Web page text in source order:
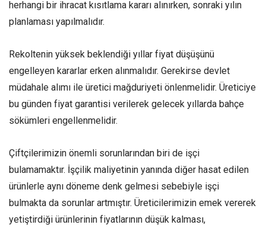
herhangi bir ihracat kısıtlama kararı alınırken, sonraki yılın
planlaması yapılmalıdır.
Rekoltenin yüksek beklendiği yıllar fiyat düşüşünü
engelleyen kararlar erken alınmalıdır. Gerekirse devlet
müdahale alımı ile üretici mağduriyeti önlenmelidir. Üreticiye
bu günden fiyat garantisi verilerek gelecek yıllarda bahçe
sökümleri engellenmelidir.
Çiftçilerimizin önemli sorunlarından biri de işçi
bulamamaktır. İşçilik maliyetinin yanında diğer hasat edilen
ürünlerle aynı döneme denk gelmesi sebebiyle işçi
bulmakta da sorunlar artmıştır. Üreticilerimizin emek vererek
yetiştirdiği ürünlerinin fiyatlarının düşük kalması,